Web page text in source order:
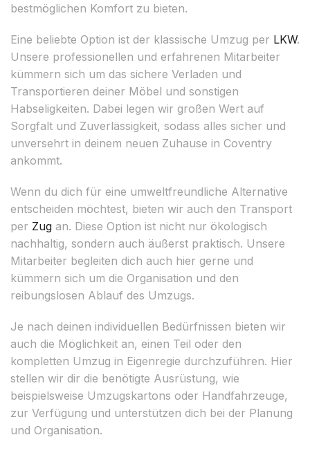
bestmöglichen Komfort zu bieten.
Eine beliebte Option ist der klassische Umzug per LKW.
Unsere professionellen und erfahrenen Mitarbeiter
kümmern sich um das sichere Verladen und
Transportieren deiner Möbel und sonstigen
Habseligkeiten. Dabei legen wir großen Wert auf
Sorgfalt und Zuverlässigkeit, sodass alles sicher und
unversehrt in deinem neuen Zuhause in Coventry
ankommt.
Wenn du dich für eine umweltfreundliche Alternative
entscheiden möchtest, bieten wir auch den Transport
per Zug an. Diese Option ist nicht nur ökologisch
nachhaltig, sondern auch äußerst praktisch. Unsere
Mitarbeiter begleiten dich auch hier gerne und
kümmern sich um die Organisation und den
reibungslosen Ablauf des Umzugs.
Je nach deinen individuellen Bedürfnissen bieten wir
auch die Möglichkeit an, einen Teil oder den
kompletten Umzug in Eigenregie durchzuführen. Hier
stellen wir dir die benötigte Ausrüstung, wie
beispielsweise Umzugskartons oder Handfahrzeuge,
zur Verfügung und unterstützen dich bei der Planung
und Organisation.